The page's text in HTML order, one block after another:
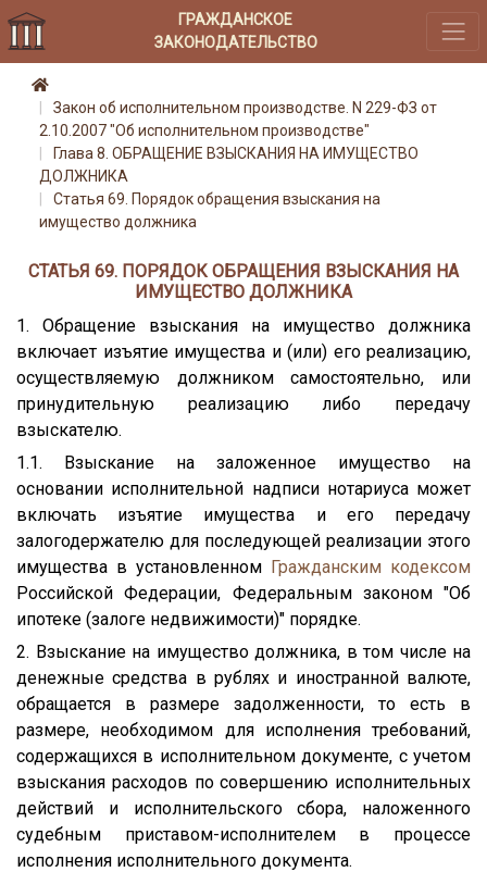
ГРАЖДАНСКОЕ
ЗАКОНОДАТЕЛЬСТВО
Закон об исполнительном производстве. N 229-ФЗ от
2.10.2007 "Об исполнительном производстве"
Глава 8. ОБРАЩЕНИЕ ВЗЫСКАНИЯ НА ИМУЩЕСТВО
ДОЛЖНИКА
Статья 69. Порядок обращения взыскания на
имущество должника
СТАТЬЯ 69. ПОРЯДОК ОБРАЩЕНИЯ ВЗЫСКАНИЯ НА
ИМУЩЕСТВО ДОЛЖНИКА
1. Обращение взыскания на имущество должника
включает изъятие имущества и (или) его реализацию,
осуществляемую должником самостоятельно, или
принудительную реализацию либо передачу
взыскателю.
1.1. Взыскание на заложенное имущество на
основании исполнительной надписи нотариуса может
включать изъятие имущества и его передачу
залогодержателю для последующей реализации этого
имущества в установленном Гражданским кодексом
Российской Федерации, Федеральным законом "Об
ипотеке (залоге недвижимости)" порядке.
2. Взыскание на имущество должника, в том числе на
денежные средства в рублях и иностранной валюте,
обращается в размере задолженности, то есть в
размере, необходимом для исполнения требований,
содержащихся в исполнительном документе, с учетом
взыскания расходов по совершению исполнительных
действий и исполнительского сбора, наложенного
судебным приставом-исполнителем в процессе
исполнения исполнительного документа.